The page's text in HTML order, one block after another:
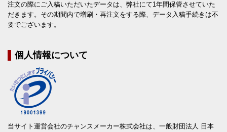
注文の際にご入稿いただいたデータは、弊社にて1年間保管させていた
だきます。その期間内で増刷・再注文をする際、データ入稿手続きは不
要でございます。
個人情報について
当サイト運営会社のチャンスメーカー株式会社は、一般財団法人 日本